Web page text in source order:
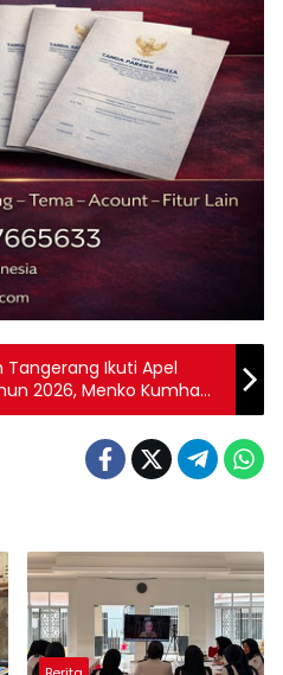
Tangerang Ikuti Apel
2026, Menko Kumham
dan Integritas